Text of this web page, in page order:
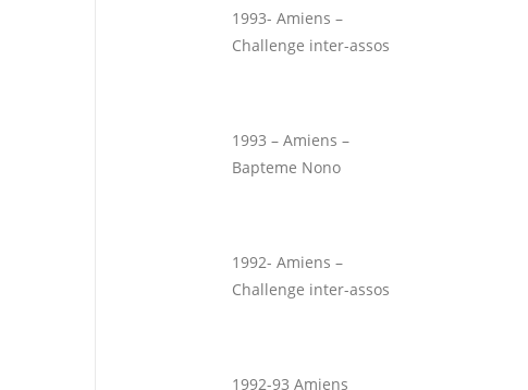
1993- Amiens –
Challenge inter-assos
1993 – Amiens –
Bapteme Nono
1992- Amiens –
Challenge inter-assos
1992-93 Amiens